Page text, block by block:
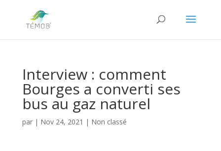
Interview : comment
Bourges a converti ses
bus au gaz naturel
par | Nov 24, 2021 | Non classé